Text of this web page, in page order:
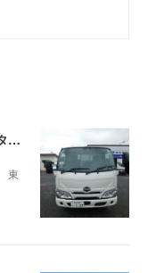
トラック商用車 デュトロ 格安レンタカー 東京都O法人様ご利用事例(2026.06.15)
東